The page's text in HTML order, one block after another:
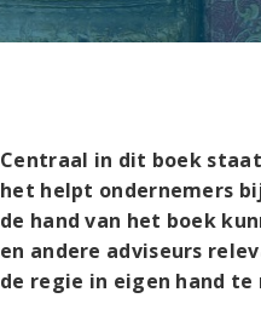
Centraal in dit boek staat
het helpt ondernemers
de hand van het boek
en andere adviseurs
de regie in eigen hand te